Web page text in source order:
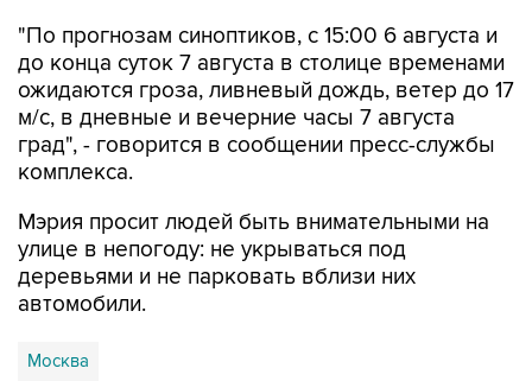
"По прогнозам синоптиков, с 15:00 6 августа и
до конца суток 7 августа в столице временами
ожидаются гроза, ливневый дождь, ветер до 17
м/с, в дневные и вечерние часы 7 августа
град", - говорится в сообщении пресс-службы
комплекса.
Мэрия просит людей быть внимательными на
улице в непогоду: не укрываться под
деревьями и не парковать вблизи них
автомобили.
Москва